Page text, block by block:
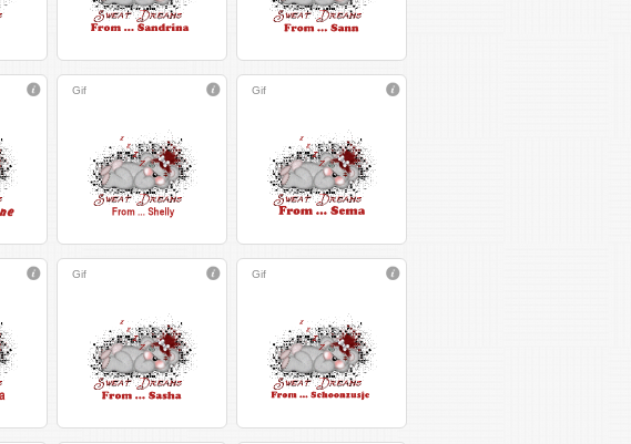
Gif Gif
Gif Gif